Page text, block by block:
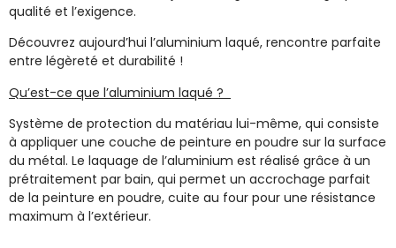
qualité et l’exigence.
Découvrez aujourd’hui l’aluminium laqué, rencontre parfaite
entre légèreté et durabilité !
Qu’est-ce que l’aluminium laqué ?
Système de protection du matériau lui-même, qui consiste
à appliquer une couche de peinture en poudre sur la surface
du métal. Le laquage de l’aluminium est réalisé grâce à un
prétraitement par bain, qui permet un accrochage parfait
de la peinture en poudre, cuite au four pour une résistance
maximum à l’extérieur.